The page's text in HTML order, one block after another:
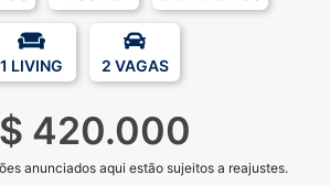
1 LIVING 2 VAGAS
420.000
anunciados aqui estão sujeitos a reajustes.